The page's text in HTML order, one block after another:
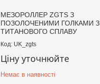
МЕЗОРОЛЛЕР ZGTS З
ПОЗОЛОЧЕНИМИ ГОЛКАМИ З
ТИТАНОВОГО СПЛАВУ
UK_zgts
Ціну уточнюйте
Немає в наявності